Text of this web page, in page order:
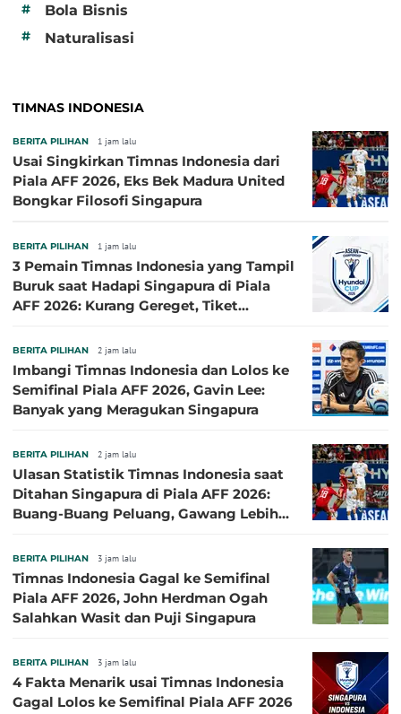
# Bola Bisnis
# Naturalisasi
TIMNAS INDONESIA
BERITA PILIHAN 1 jam lalu
Usai Singkirkan Timnas Indonesia dari
Piala AFF 2026, Eks Bek Madura United
Bongkar Filosofi Singapura
BERITA PILIHAN 1 jam lalu
3 Pemain Timnas Indonesia yang Tampil
Buruk saat Hadapi Singapura di Piala
AFF 2026: Kurang Gereget, Tiket
BERITA PILIHAN 2 jam lalu
Imbangi Timnas Indonesia dan Lolos ke
Semifinal Piala AFF 2026, Gavin Lee:
Banyak yang Meragukan Singapura
BERITA PILIHAN 2 jam lalu
Ulasan Statistik Timnas Indonesia saat
Ditahan Singapura di Piala AFF 2026:
Buang-Buang Peluang, Gawang Lebih
BERITA PILIHAN 3 jam lalu
Timnas Indonesia Gagal ke Semifinal
Piala AFF 2026, John Herdman Ogah
Salahkan Wasit dan Puji Singapura
BERITA PILIHAN 3 jam lalu
4 Fakta Menarik usai Timnas Indonesia
Gagal Lolos ke Semifinal Piala AFF 2026